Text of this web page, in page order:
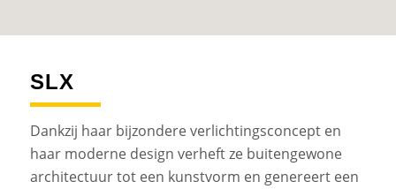
SLX
Dankzij haar bijzondere verlichtingsconcept en
haar moderne design verheft ze buitengewone
architectuur tot een kunstvorm en genereert een